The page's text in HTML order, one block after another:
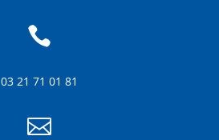

03 21 71 01 81
